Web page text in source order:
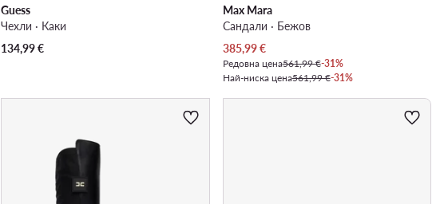
Guess
Чехли · Каки
134,99€
Max Mara
Сандали · Бежов
Актуална цена
385,99€
Редовна цена561,99 €-31%
Най-ниска цена561,99 €-31%